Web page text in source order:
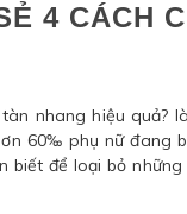
4 CÁCH
nhang hiệu quả?
60‰ phụ nữ đang
biết để loại bỏ